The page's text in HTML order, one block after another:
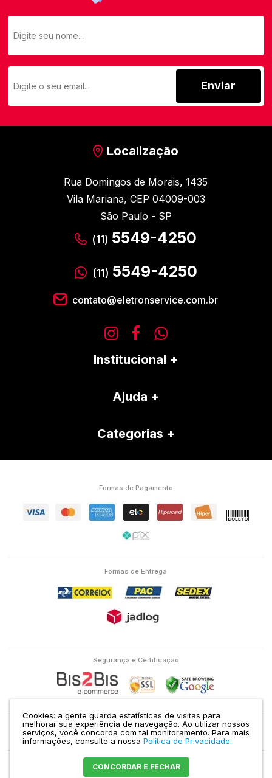
Cookies: a gente guarda estatísticas de visitas para
melhorar sua experiência de navegação. Ao utilizar nossos
serviços, você concorda com tal monitoramento. Para mais
informações, consulte a nossa Política de Privacidade.
CONCORDAR E FECHAR
Enviar
Localização
Rua Domingos de Morais, 1435
Vila Mariana, CEP 04009-003
São Paulo - SP
(11) 5549-4250
(11) 5549-4250
contato@eletronservice.com.br
Institucional
Ajuda
Categorias
Formas de Pagamento
Formas de Entrega
Segurança e Certificação
Eletron Service Comércio e Serviço Ltda | CNPJ: 04.586.463/0001-38 | RUA
DOMINGOS DE MORAIS, 1435 VILA MARIANA SÃO PAULO - SP |Mapa do site